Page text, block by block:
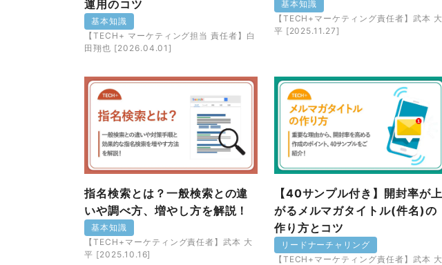
運用のコツ
基本知識
【TECH+ マーケティング担当 責任者】白
田翔也 [2026.04.01]
基本知識
【TECH+マーケティング責任者】武本 大
平 [2025.11.27]
指名検索とは？一般検索との違
いや調べ方、増やし方を解説！
基本知識
【TECH+マーケティング責任者】武本 大
平 [2025.10.16]
【40サンプル付き】開封率が上
がるメルマガタイトル(件名)の
作り方とコツ
リードナーチャリング
【TECH+マーケティング責任者】武本 大